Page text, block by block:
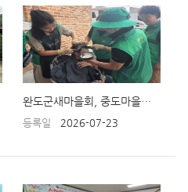
완도군새마을회, 중도마을서 농촌재능나눔 봉사활동 펼쳐
등록일 2026-07-23